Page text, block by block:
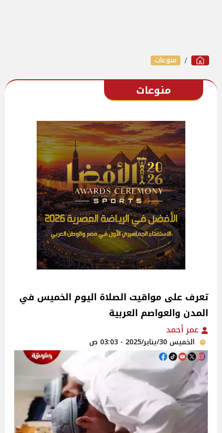
منوعات
منوعات
تعرف على مواقيت الصلاة اليوم الخميس في
المدن والعواصم العربية
عمر أحمد
الخميس 30/يناير/2025 - 03:03 ص